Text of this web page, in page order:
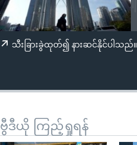
သီးခြားခွဲထုတ်၍ နားဆင်နိုင်ပါသည်။
ဗွီဒီယို ကြည့်ရှုရန်